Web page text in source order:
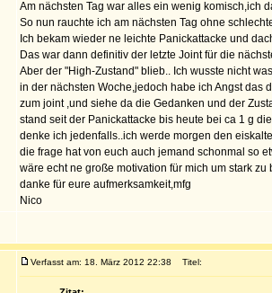
Am nächsten Tag war alles ein wenig komisch,ich
So nun rauchte ich am nächsten Tag ohne
Ich bekam wieder ne leichte Panickattacke und
Das war dann definitiv der letzte Joint für die
Aber der "High-Zustand" blieb.. Ich wusste nicht
in der nächsten Woche,jedoch habe ich Angst das
zum joint ,und siehe da die Gedanken und der
stand seit der Panickattacke bis heute bei ca 1 g
denke ich jedenfalls..ich werde morgen den
die frage hat von euch auch jemand schonmal so
wäre echt ne große motivation für mich um stark
danke für eure aufmerksamkeit,mfg
Nico
Verfasst am: 18. März 2012 22:38 Titel: